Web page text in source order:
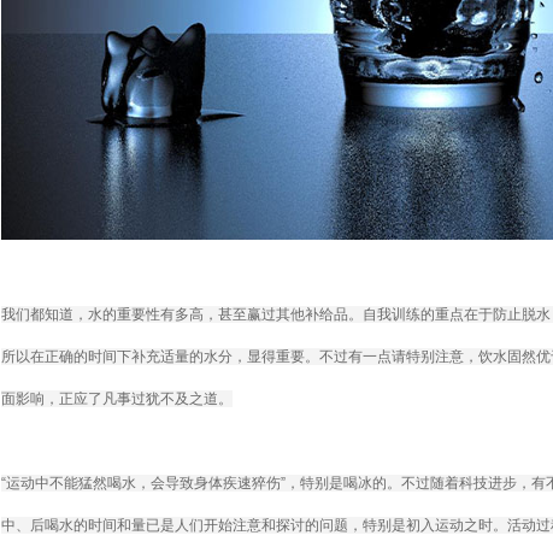
我们都知道，水的重要性有多高，甚至赢过其他补给品。自我训练的重点在于防止脱
所以在正确的时间下补充适量的水分，显得重要。不过有一点请特别注意，饮水固然
面影响，正应了凡事过犹不及之道。
“运动中不能猛然喝水，会导致身体疾速猝伤”，特别是喝冰的。不过随着科技进步，有
中、后喝水的时间和量已是人们开始注意和探讨的问题，特别是初入运动之时。活动